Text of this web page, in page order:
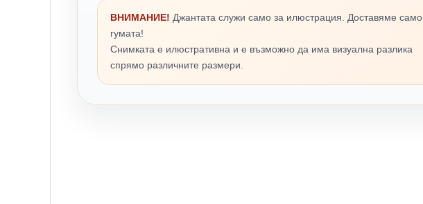
ВНИМАНИЕ! Джантата служи само за илюстрация. Доставяме само
гумата!
Снимката е илюстративна и е възможно да има визуална разлика
спрямо различните размери.